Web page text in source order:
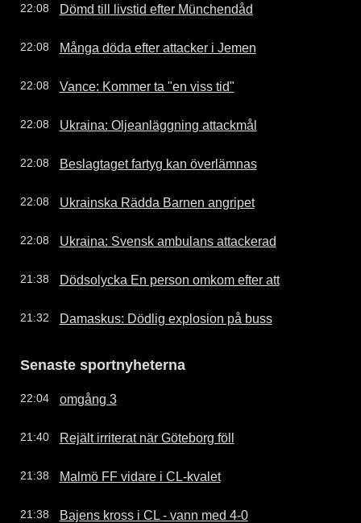
22:08 Dömd till livstid efter Münchendåd
22:08 Många döda efter attacker i Jemen
22:08 Vance: Kommer ta "en viss tid"
22:08 Ukraina: Oljeanläggning attackmål
22:08 Beslagtaget fartyg kan överlämnas
22:08 Ukrainska Rädda Barnen angripet
22:08 Ukraina: Svensk ambulans attackerad
21:38 Dödsolycka En person omkom efter att
21:32 Damaskus: Dödlig explosion på buss
Senaste sportnyheterna
22:04 omgång 3
21:40 Rejält irriterat när Göteborg föll
21:38 Malmö FF vidare i CL-kvalet
21:38 Bajens kross i CL - vann med 4-0